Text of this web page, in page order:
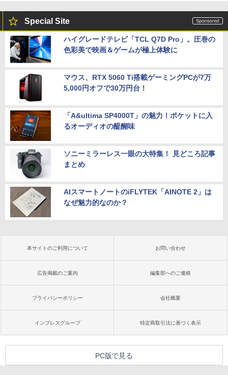
Special Site
ハイグレードテレビ「TCL Q7D Pro」。圧巻の
色彩美で映画＆ゲームが極上体験に
マウス、RTX 5060 Ti搭載ゲーミングPCが7万
5,000円オフで30万円台！
「A&ultima SP4000T」の魅力！ポケットに入
るオーディオの醍醐味
ソニーミラーレス一眼の大特集！ 見どころ記事
まとめ
AIスマートノートのiFLYTEK「AINOTE 2」は
なぜ魅力的なのか？
本サイトのご利用について お問い合わせ
広告掲載のご案内 編集部へのご連絡
プライバシーポリシー 会社概要
インプレスグループ 特定商取引法に基づく表示
PC版で見る